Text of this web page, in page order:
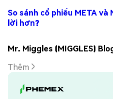
So sánh cổ phiếu META
lời hơn?
Mr. Miggles (MIGGLES)
Thêm